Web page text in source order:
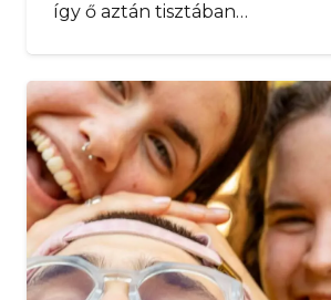
így ő aztán tisztában…